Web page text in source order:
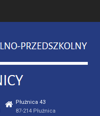
Płużnica 43
87-214 Płużnica